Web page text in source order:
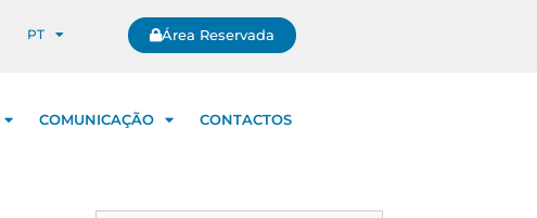
PT Área Reservada
COMUNICAÇÃO CONTACTOS